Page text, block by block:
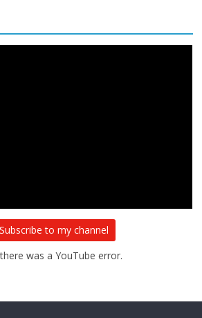
Subscribe to my channel
was a YouTube error.